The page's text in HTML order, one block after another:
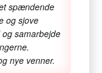
spændende
og sjove
samarbejde
nye venner.